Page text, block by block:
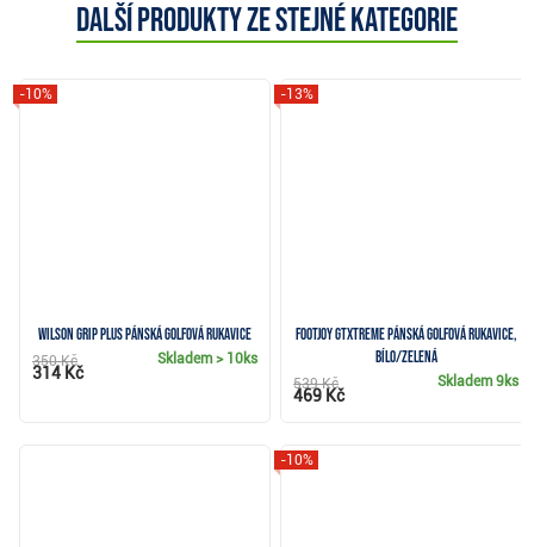
Další produkty ze stejné kategorie
Wilson Grip Plus pánská golfová rukavice
-10%
Skladem> 10ks
350 Kč
314 Kč
FootJoy GTxtreme pánská golfová rukavice,
bílo/zelená
-13%
Skladem9ks
539 Kč
469 Kč
-10%